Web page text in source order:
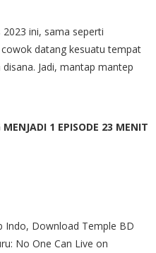
ini, sama seperti
datang kesuatu tempat
Jadi, mantap mantep
1 EPISODE 23 MENIT
Indo, Download Temple BD
No One Can Live on